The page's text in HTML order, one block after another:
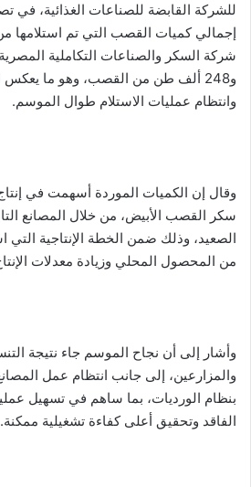
للشركة القابضة للصناعات الغذائية، في
إجمالي كميات القصب التي تم استلامها
و248 ألف طن من القصب، وهو ما يعكس
وانتظام عمليات الاستلام طوال الموسم.
سكر القصب الأبيض، من خلال المصانع
الصعيد، وذلك ضمن الخطة الإنتاجية التي
من المحصول المحلي وزيادة معدلات
وأشار إلى أن نجاح الموسم جاء نتيجة
بنظام الورديات، بما ساهم في تسهيل
الفاقد وتحقيق أعلى كفاءة تشغيلية ممكنة.